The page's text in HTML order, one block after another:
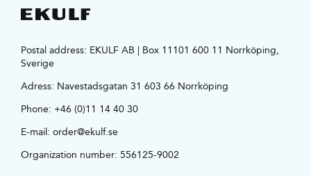
Postal address: EKULF AB | Box 11101 600 11 Norrköping,
Sverige
Adress: Navestadsgatan 31 603 66 Norrköping
Phone: +46 (0)11 14 40 30
E-mail: order@ekulf.se
Organization number: 556125-9002